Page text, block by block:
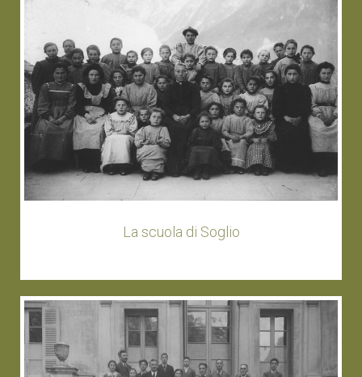
La scuola di Soglio